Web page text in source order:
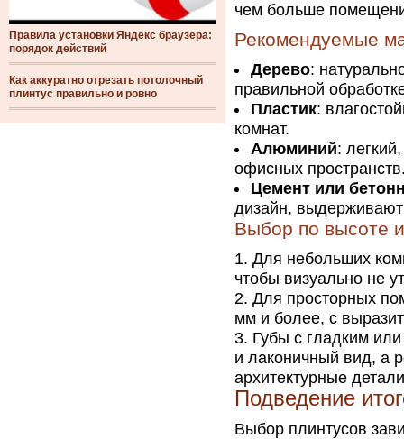
Правила установки Яндекс браузера:
порядок действий
Как аккуратно отрезать потолочный
плинтус правильно и ровно
чем больше
Рекомендуемые
Дерево:
правильной
Пластик:
комнат.
Алюминий:
офисных
Цемент или
дизайн,
Выбор по высоте
Для небольших
чтобы визуально не
Для просторных
мм и более, с
Губы с гладким
и лаконичный вид, а
архитектурные
Подведение
Выбор плинтусов